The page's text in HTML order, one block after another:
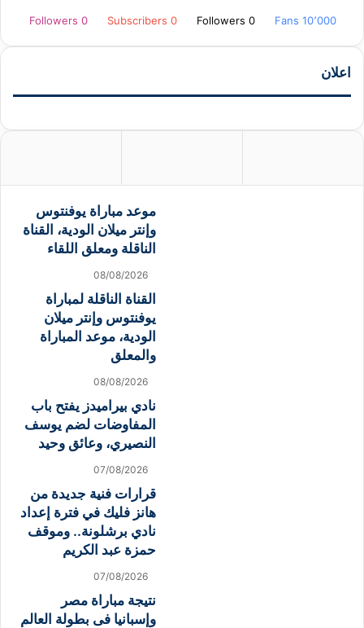
10٬000 Fans
0
Followers
0
Subscribers
0
Followers
اعلان
موعد مباراة يوفنتوس
وإنتر ميلان الودية، القناة
الناقلة ومعلق اللقاء
08/08/2026
القناة الناقلة لمباراة
يوفنتوس وإنتر ميلان
الودية، موعد المباراة
والمعلق
08/08/2026
نادي بيراميدز يفتح باب
المفاوضات لضم يوسف
النصيري، وعائق وحيد
07/08/2026
قرارات فنية جديدة من
هانز فليك في فترة إعداد
نادي برشلونة.. وموقف
حمزة عبد الكريم
07/08/2026
نتيجة مباراة مصر
وإسبانيا فى بطولة العالم